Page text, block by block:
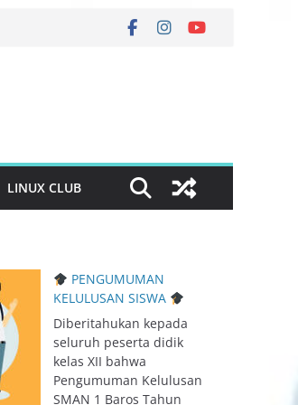
LINUX CLUB
PENGUMUMAN
KELULUSAN SISWA
Diberitahukan kepada
seluruh peserta didik
kelas XII bahwa
Pengumuman Kelulusan
SMAN 1 Baros Tahun